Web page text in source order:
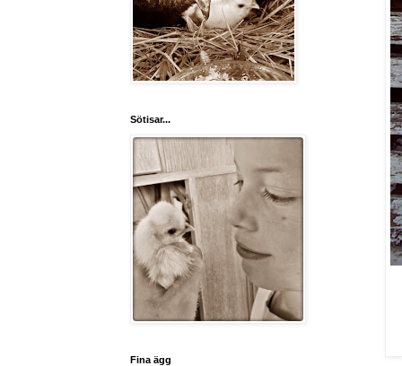
Sötisar...
Fina ägg